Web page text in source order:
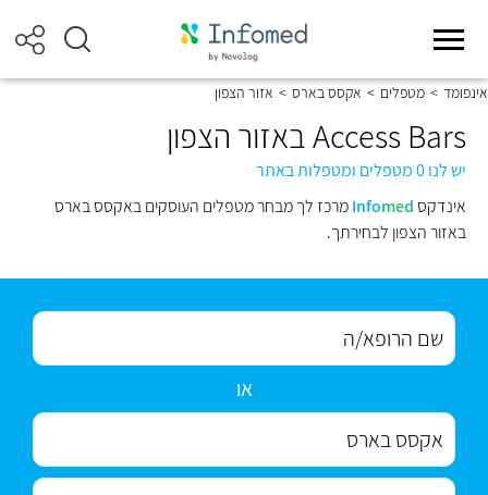
אינפומד > מטפלים > אקסס בארס > אזור הצפון
Access Bars באזור הצפון
יש לנו 0 מטפלים ומטפלות באתר
אינדקס
Infomed
מרכז לך מבחר מטפלים העוסקים באקסס בארס
באזור הצפון לבחירתך.
או